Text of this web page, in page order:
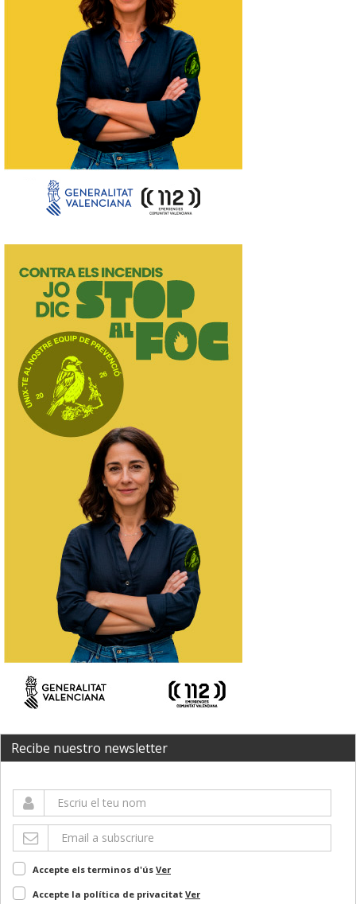
Recibe nuestro newsletter
Accepte els terminos d'ús Ver
Accepte la política de privacitat Ver